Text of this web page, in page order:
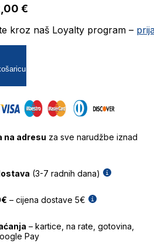
€
kroz naš Loyalty program –
na adresu za sve narudžbe iznad
(3-7 radnih dana)
– cijena dostave 5€
– kartice, na rate, gotovina,
Pay